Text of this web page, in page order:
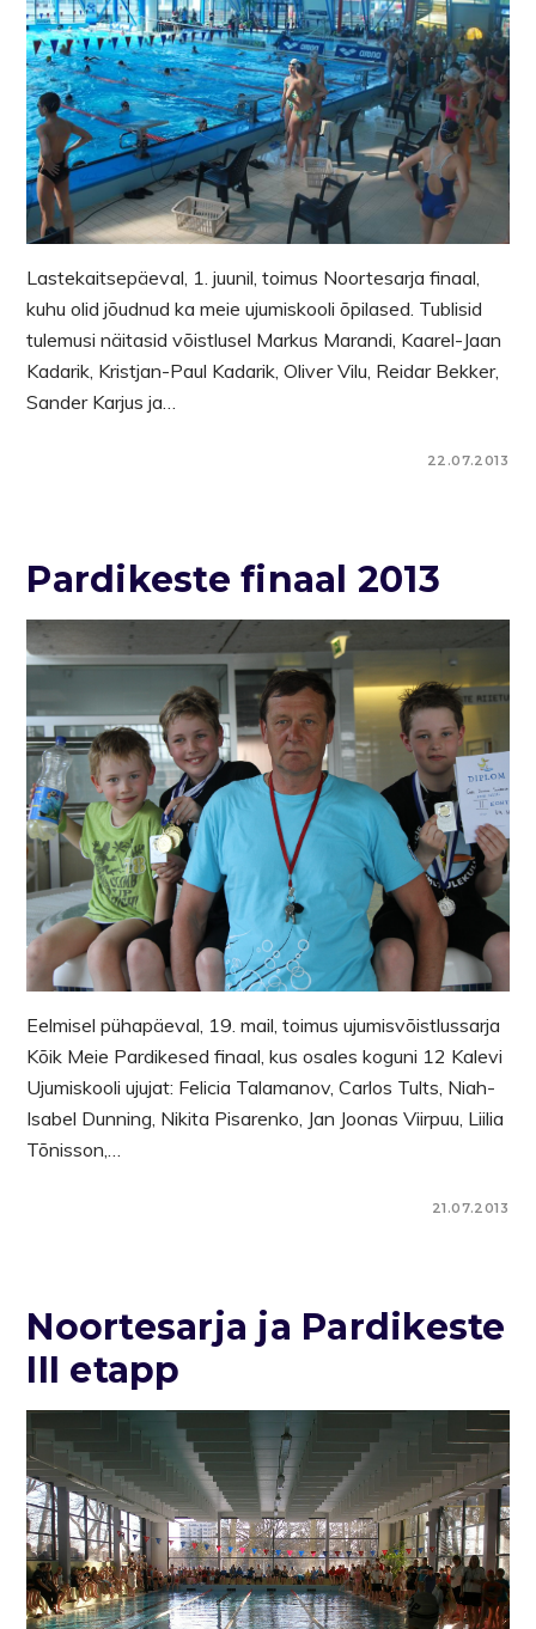
Lastekaitsepäeval, 1. juunil, toimus Noortesarja finaal,
kuhu olid jõudnud ka meie ujumiskooli õpilased. Tublisid
tulemusi näitasid võistlusel Markus Marandi, Kaarel-Jaan
Kadarik, Kristjan-Paul Kadarik, Oliver Vilu, Reidar Bekker,
Sander Karjus ja…
22.07.2013
Pardikeste finaal 2013
Eelmisel pühapäeval, 19. mail, toimus ujumisvõistlussarja
Kõik Meie Pardikesed finaal, kus osales koguni 12 Kalevi
Ujumiskooli ujujat: Felicia Talamanov, Carlos Tults, Niah-
Isabel Dunning, Nikita Pisarenko, Jan Joonas Viirpuu, Liilia
Tõnisson,…
21.07.2013
Noortesarja ja Pardikeste
III etapp